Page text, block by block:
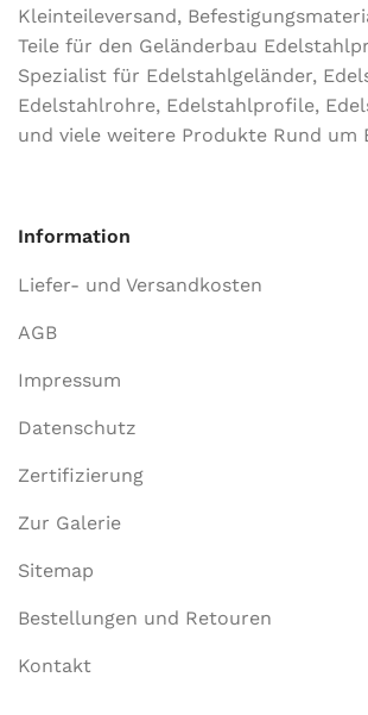
Kleinteileversand,
Teile für den Geländerbau
Spezialist für Edelstahlgeländer,
Edelstahlrohre, Edelstahlprofile,
und viele weitere Produkte Rund um
Information
Liefer- und Versandkosten
AGB
Impressum
Datenschutz
Zertifizierung
Zur Galerie
Sitemap
Bestellungen und Retouren
Kontakt